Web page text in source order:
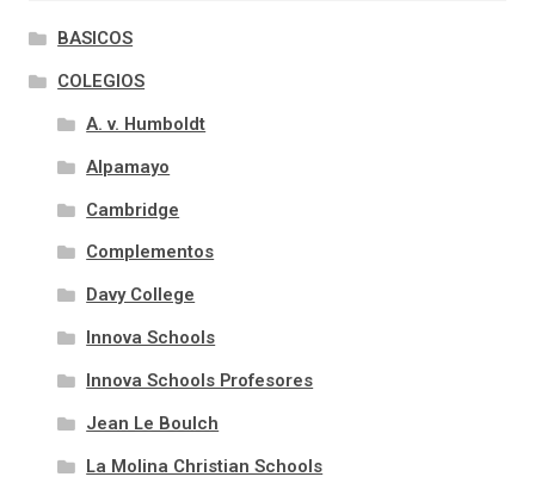
BASICOS
COLEGIOS
A. v. Humboldt
Alpamayo
Cambridge
Complementos
Davy College
Innova Schools
Innova Schools Profesores
Jean Le Boulch
La Molina Christian Schools